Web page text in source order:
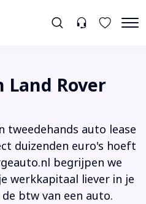
Rover
tweedehands auto lease
duizenden euro's hoeft
begrijpen we
werkkapitaal liever in je
btw van een auto.